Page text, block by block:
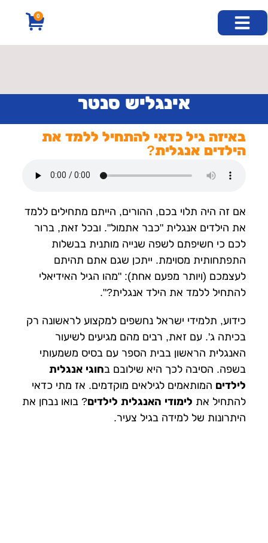
לתוכן
0
אינגליש סנטר
באיזה גיל כדאי להתחיל ללמד את
הילדים אנגלית?
אם זה היה תלוי בכם, ההורים, הייתם מתחילים ללמד
את הילדים אנגלית "כבר אתמול". ובכל זאת, ברור
לכם כי חשיפתם לשפה שנייה מותנית בבשלות
התפתחותית מסוימת. ייתכן שגם אתם תהיתם
לעצמכם (ויותר מפעם אחת): "מהו הגיל האידיאלי
להתחיל ללמד את הילד אנגלית?".
כידוע, תלמידי ישראל נחשפים למקצוע לראשונה רק
בכיתה ג'. עם זאת, רבים מהם מגיעים לשיעור
האנגלית הראשון בבית הספר עם בסיס משמעותי
בשפה. הסיבה לכך היא שילובם בחוגי אנגלית
לילדים המותאמים לגילאים מוקדמים. אז מתי כדאי
להתחיל את לימודי האנגלית לילדים? בואו נבחן את
היתרונות של למידה בגיל צעיר.